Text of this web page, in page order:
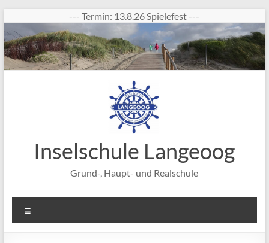
Inhalt
springen
--- Termin: 13.8.26 Spielefest ---
Inselschule Langeoog
Grund-, Haupt- und Realschule